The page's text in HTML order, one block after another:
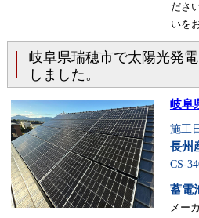
ださ
いを
岐阜県瑞穂市で太陽光発
しました。
岐阜
施工
長州
CS-
蓄電
メー